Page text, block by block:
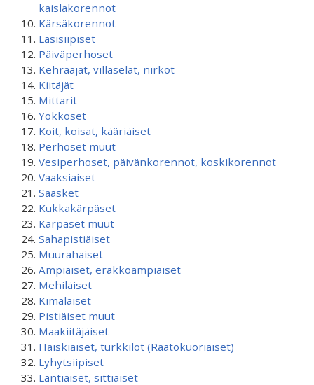
kaislakorennot
Kärsäkorennot
Lasisiipiset
Päiväperhoset
Kehrääjät, villaselät, nirkot
Kiitäjät
Mittarit
Yökköset
Koit, koisat, kääriäiset
Perhoset muut
Vesiperhoset, päivänkorennot, koskikorennot
Vaaksiaiset
Sääsket
Kukkakärpäset
Kärpäset muut
Sahapistiäiset
Muurahaiset
Ampiaiset, erakkoampiaiset
Mehiläiset
Kimalaiset
Pistiäiset muut
Maakiitäjäiset
Haiskiaiset, turkkilot (Raatokuoriaiset)
Lyhytsiipiset
Lantiaiset, sittiäiset